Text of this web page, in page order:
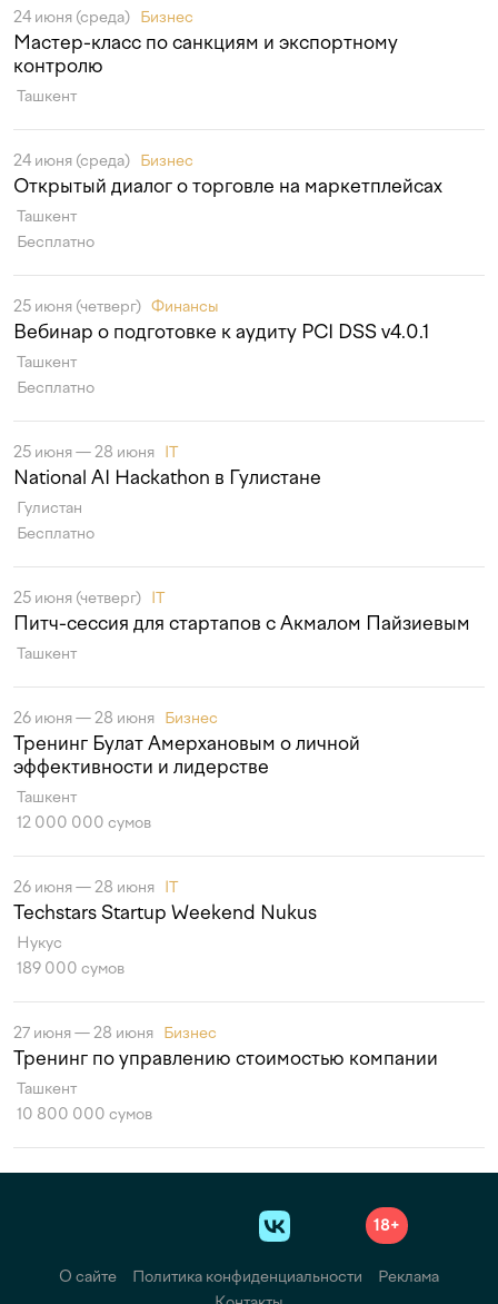
24 июня (среда) Бизнес
Мастер-класс по санкциям и экспортному
контролю
Ташкент
24 июня (среда) Бизнес
Открытый диалог о торговле на маркетплейсах
Ташкент
Бесплатно
25 июня (четверг) Финансы
Вебинар о подготовке к аудиту PCI DSS v4.0.1
Ташкент
Бесплатно
25 июня — 28 июня IT
National AI Hackathon в Гулистане
Гулистан
Бесплатно
25 июня (четверг) IT
Питч-сессия для стартапов с Акмалом Пайзиевым
Ташкент
26 июня — 28 июня Бизнес
Тренинг Булат Амерхановым о личной
эффективности и лидерстве
Ташкент
12 000 000 сумов
26 июня — 28 июня IT
Techstars Startup Weekend Nukus
Нукус
189 000 сумов
27 июня — 28 июня Бизнес
Тренинг по управлению стоимостью компании
Ташкент
10 800 000 сумов
18+
О сайте Политика конфиденциальности
Реклама